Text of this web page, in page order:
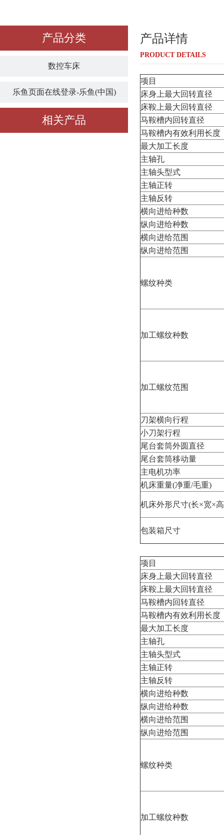
产品分类
数控车床
乐鱼页面在线登录-乐鱼(中国)
相关产品
产品详情
PRODUCT DETAILS
项目
床身上最大回转直径
床鞍上最大回转直径
马鞍槽内回转直径
马鞍槽内有效利用长度
最大加工长度
主轴孔
主轴头型式
主轴正转
主轴反转
横向进给种数
纵向进给种数
横向进给范围
纵向进给范围
螺纹种类
加工螺纹种数
加工螺纹范围
刀架横向行程
小刀架行程
尾台套筒外圆直径
尾台套筒移动量
主电机功率
机床重量(净重/毛重)
机床外形尺寸(长×宽×
包装箱尺寸
项目
床身上最大回转直径
床鞍上最大回转直径
马鞍槽内回转直径
马鞍槽内有效利用长度
最大加工长度
主轴孔
主轴头型式
主轴正转
主轴反转
横向进给种数
纵向进给种数
横向进给范围
纵向进给范围
螺纹种类
加工螺纹种数